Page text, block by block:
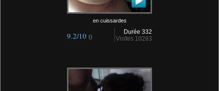
en cuissardes
Durée 332
Visites 10283
9.2/10 ()